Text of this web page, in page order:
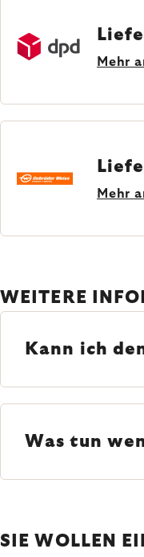
Mehr
Mehr
WEITERE
Kann ich
Was tun
SIE WOLLEN